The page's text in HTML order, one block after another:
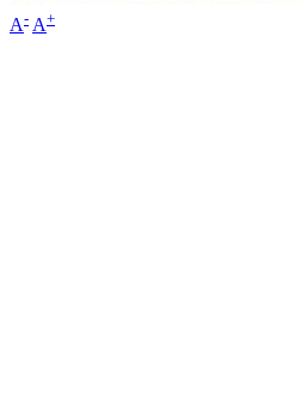
A- A+